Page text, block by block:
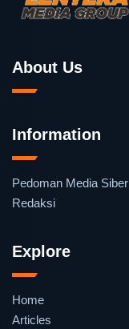
About Us
Information
Pedoman Media Siber
Redaksi
Explore
Home
Articles